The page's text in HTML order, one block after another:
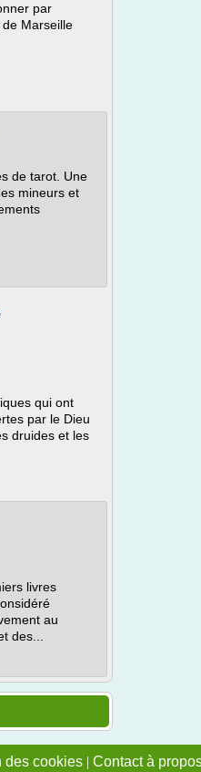
par
Marseille
de tarot. Une
mineurs et
qui ont
par le Dieu
druides et les
livres
au
des...
des cookies | Contact à